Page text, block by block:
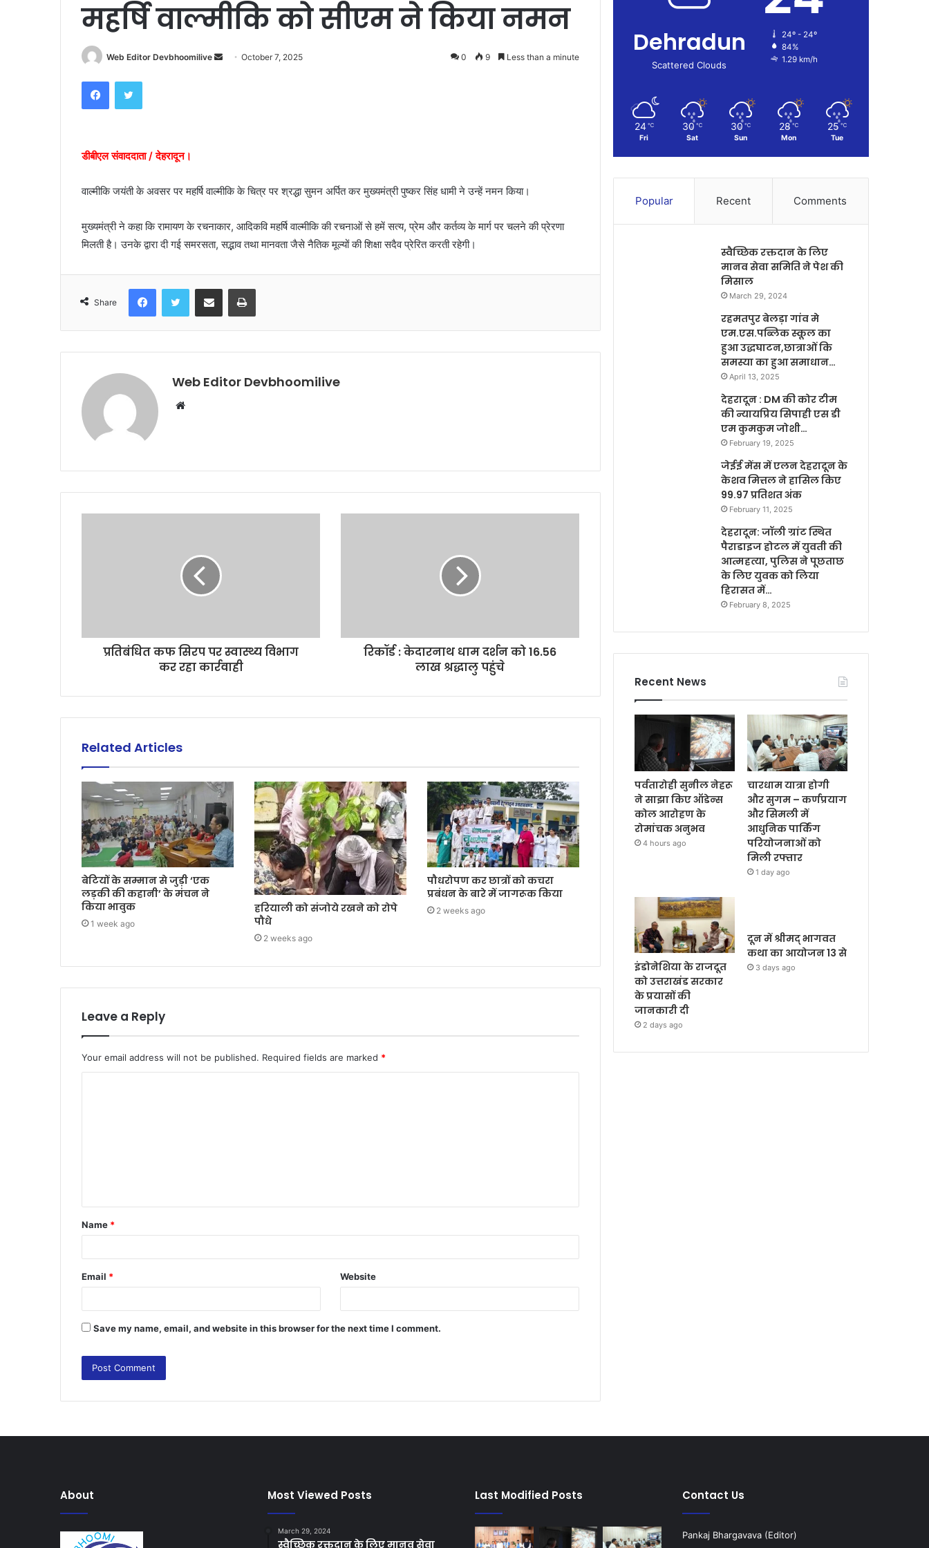
महर्षि वाल्मीकि को सीएम ने किया नमन
Web Editor Devbhoomilive
SendOctober 7, 2025 0 9 Less than a minute
FacebookTwitter
डीबीएल संवाददाता / देहरादून।
वाल्मीकि जयंती के अवसर पर महर्षि वाल्मीकि के चित्र पर श्रद्धा सुमन अर्पित कर मुख्यमंत्री पुष्कर सिंह धामी ने उन्हें नमन किया।
मुख्यमंत्री ने कहा कि रामायण के रचनाकार, आदिकवि महर्षि वाल्मीकि की रचनाओं से हमें सत्य, प्रेम और कर्तव्य के मार्ग पर चलने की प्रेरणा
मिलती है। उनके द्वारा दी गई समरसता, सद्भाव तथा मानवता जैसे नैतिक मूल्यों की शिक्षा सदैव प्रेरित करती रहेगी।
Share
FacebookTwitter Share via Email Print
Web Editor Devbhoomilive
Website
प्रतिबंधित कफ सिरप पर स्वास्थ्य विभाग
कर रहा कार्रवाही
रिकॉर्ड : केदारनाथ धाम दर्शन को 16.56
लाख श्रद्धालु पहुंचे
Related Articles
बेटियों के सम्मान से जुड़ी ‘एक
लड़की की कहानी’ के मंचन ने
किया भावुक
1 week ago
हरियाली को संजोये रखने को रोपे
पौधे
2 weeks ago
पौधरोपण कर छात्रों को कचरा
प्रबंधन के बारे में जागरूक किया
2 weeks ago
Leave a Reply
Your email address will not be published. Required fields are marked *
t
*
Name *
Email * Website
Save my name, email, and website in this browser for the next time I comment.
Dehradun
Scattered Clouds
24º - 24º
84%
1.29 km/h
24 ℃
Fri
30 ℃
Sat
30 ℃
Sun
28 ℃
Mon
25 ℃
Tue
Popular Recent Comments
स्वैच्छिक रक्तदान के लिए
मानव सेवा समिति ने पेश की
मिसाल
March 29, 2024
रहमतपुर बेलड़ा गांव मे
एम.एस.पब्लिक स्कूल का
हुआ उद्धघाटन,छात्राओं कि
समस्या का हुआ समाधान…
April 13, 2025
देहरादून : DM की कोर टीम
की न्यायप्रिय सिपाही एस डी
एम कुमकुम जोशी…
February 19, 2025
जेईई मेंस में एलन देहरादून के
केशव मित्तल ने हासिल किए
99.97 प्रतिशत अंक
February 11, 2025
देहरादून: जॉली ग्रांट स्थित
पैराडाइज होटल में युवती की
आत्महत्या, पुलिस ने पूछताछ
के लिए युवक को लिया
हिरासत में…
February 8, 2025
Recent News
पर्वतारोही सुनील नेहरू
ने साझा किए ऑडेन्स
कोल आरोहण के
रोमांचक अनुभव
4 hours ago
चारधाम यात्रा होगी
और सुगम – कर्णप्रयाग
और सिमली में
आधुनिक पार्किंग
परियोजनाओं को
मिली रफ्तार
1 day ago
इंडोनेशिया के राजदूत
को उत्तराखंड सरकार
के प्रयासों की
जानकारी दी
2 days ago
दून में श्रीमद् भागवत
कथा का आयोजन 13 से
3 days ago
About Most Viewed Posts
March 29, 2024
स्वैच्छिक रक्तदान के लिए मानव सेवा
Last Modified Posts Contact Us
Pankaj Bhargavava (Editor)